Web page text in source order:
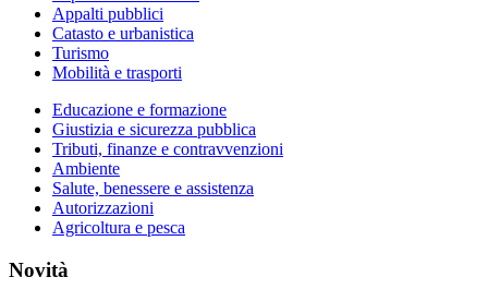
Appalti pubblici
Catasto e urbanistica
Turismo
Mobilità e trasporti
Educazione e formazione
Giustizia e sicurezza pubblica
Tributi, finanze e contravvenzioni
Ambiente
Salute, benessere e assistenza
Autorizzazioni
Agricoltura e pesca
Novità